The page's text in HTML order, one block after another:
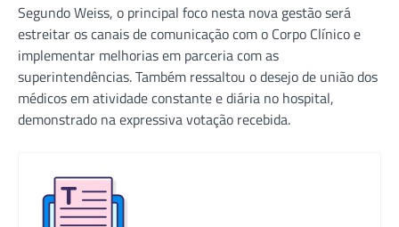
Segundo Weiss, o principal foco nesta nova gestão será
estreitar os canais de comunicação com o Corpo Clínico e
implementar melhorias em parceria com as
superintendências. Também ressaltou o desejo de união dos
médicos em atividade constante e diária no hospital,
demonstrado na expressiva votação recebida.